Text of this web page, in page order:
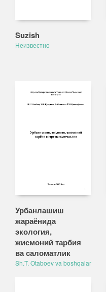
Suzish
Неизвестно
Урбанлашиш
жараёнида
экология,
жисмоний тарбия
ва саломатлик
Sh.T. Otaboev va boshqalar